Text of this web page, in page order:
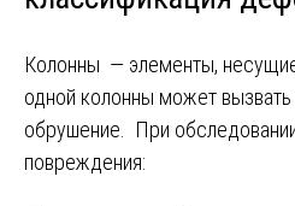
Колонны — элементы,
одной колонны может
обрушение. При
повреждения: